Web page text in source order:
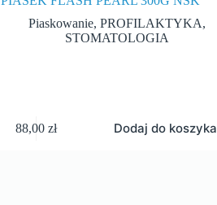
Piaskowanie, PROFILAKTYKA,
STOMATOLOGIA
88,00 zł Dodaj do koszyka